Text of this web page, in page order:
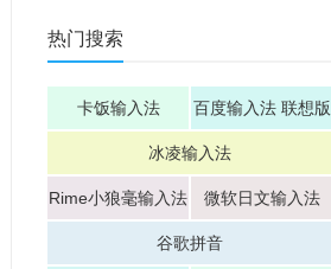
热门搜索
卡饭输入法 百度输入法 联想版
冰凌输入法
Rime小狼毫输入法 微软日文输入法
谷歌拼音